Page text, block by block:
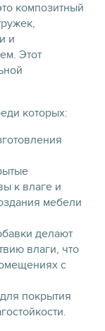
композитный
и
Этот
которых:
к влаге и
мебели
делают
влаги, что
с
покрытия